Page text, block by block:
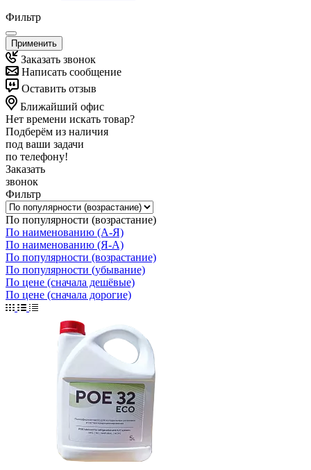
Фильтр
Применить
Заказать звонок
Написать сообщение
Оставить отзыв
Ближайший офис
Нет времени искать товар?
Подберём из наличия
под ваши задачи
по телефону!
Заказать
звонок
Фильтр
По популярности (возрастание)
По наименованию (А-Я)
По наименованию (Я-А)
По популярности (возрастание)
По популярности (убывание)
По цене (сначала дешёвые)
По цене (сначала дорогие)